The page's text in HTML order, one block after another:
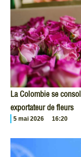
La Colombie se
exportateur de fleurs
5 mai 2026 16:20